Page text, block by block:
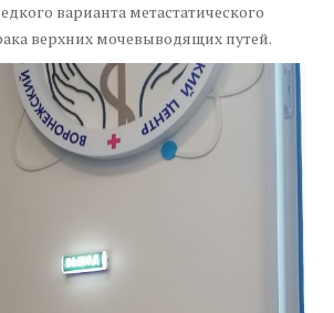
варианта метастатического
верхних мочевыводящих путей.